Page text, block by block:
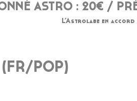
ASTRO : 20€ /
L’Astrolabe en accord
(FR/POP)